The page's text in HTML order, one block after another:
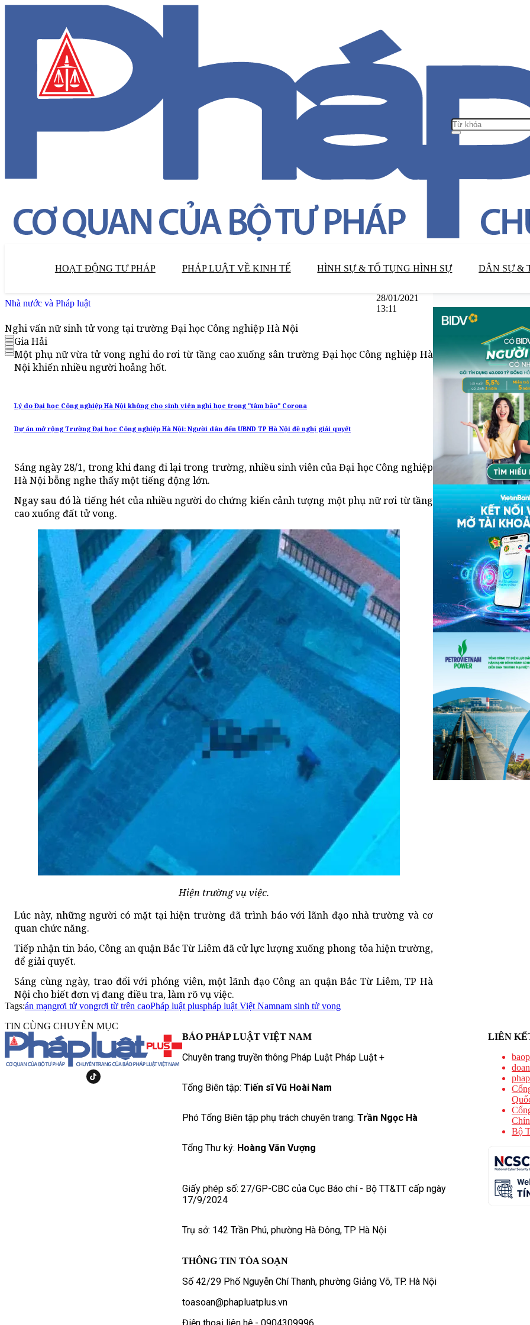
HOẠT ĐỘNG TƯ PHÁP PHÁP LUẬT VỀ KINH TẾ HÌNH SỰ & TỐ TỤNG HÌNH SỰ DÂN SỰ &
Nhà nước và Pháp luật
28/01/2021
13:11
Nghi vấn nữ sinh tử vong tại trường Đại học Công nghiệp Hà Nội
Gia Hải
Một phụ nữ vừa tử vong nghi do rơi từ tầng cao xuống sân trường Đại học Công nghiệp Hà
Nội khiến nhiều người hoảng hốt.
Lý do Đại học Công nghiệp Hà Nội không cho sinh viên nghỉ học trong "tâm bão" Corona
Dự án mở rộng Trường Đại học Công nghiệp Hà Nội: Người dân đến UBND TP Hà Nội đề nghị giải quyết
Sáng ngày 28/1, trong khi đang đi lại trong trường, nhiều sinh viên của Đại học Công nghiệp
Hà Nội bỗng nghe thấy một tiếng động lớn.
Ngay sau đó là tiếng hét của nhiều người do chứng kiến cảnh tượng một phụ nữ rơi từ tầng
cao xuống đất tử vong.
Hiện trường vụ việc.
Lúc này, những người có mặt tại hiện trường đã trình báo với lãnh đạo nhà trường và cơ
quan chức năng.
Tiếp nhận tin báo, Công an quận Bắc Từ Liêm đã cử lực lượng xuống phong tỏa hiện trường,
để giải quyết.
Sáng cùng ngày, trao đổi với phóng viên, một lãnh đạo Công an quận Bắc Từ Liêm, TP Hà
Nội cho biết đơn vị đang điều tra, làm rõ vụ việc.
Tags:án mạngrơi tử vongrơi từ trên caoPháp luật pluspháp luật Việt Namnam sinh tử vong
TIN CÙNG CHUYÊN MỤC
BÁO PHÁP LUẬT VIỆT NAM
Chuyên trang truyền thông Pháp Luật Pháp Luật +
Tổng Biên tập: Tiến sĩ Vũ Hoài Nam
Phó Tổng Biên tập phụ trách chuyên trang: Trần Ngọc Hà
Tổng Thư ký: Hoàng Văn Vượng
Giấy phép số: 27/GP-CBC của Cục Báo chí - Bộ TT&TT cấp ngày
17/9/2024
Trụ sở: 142 Trần Phú, phường Hà Đông, TP Hà Nội
THÔNG TIN TÒA SOẠN
Số 42/29 Phố Nguyễn Chí Thanh, phường Giảng Võ, TP. Hà Nội
toasoan@phapluatplus.vn
LIÊN
Bộ